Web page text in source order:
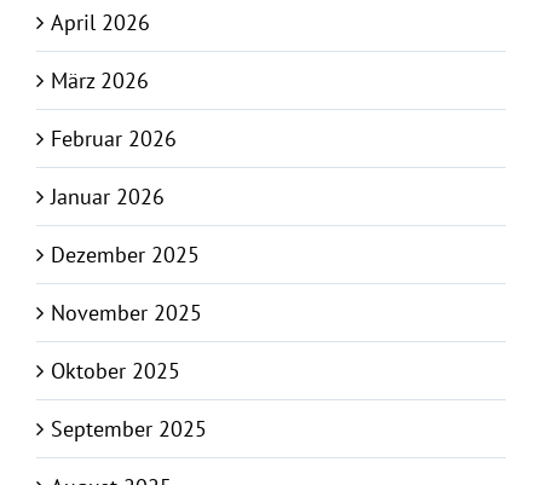
April 2026
März 2026
Februar 2026
Januar 2026
Dezember 2025
November 2025
Oktober 2025
September 2025